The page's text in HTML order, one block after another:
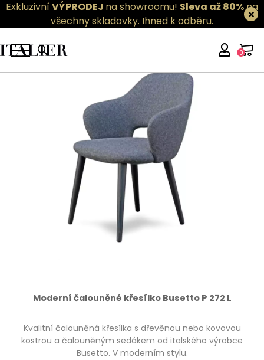
ExkluzivníVÝPRODEJ na showroomu! Sleva až 80%na
všechny skladovky. Ihned k odběru.
0
Moderní čalouněné křesílko Busetto P 272 L
Kvalitní čalouněná křesílka s dřevěnou nebo kovovou
kostrou a čalouněným sedákem od italského výrobce
Busetto. V moderním stylu.